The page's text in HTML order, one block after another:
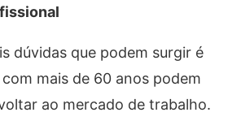
dúvidas que podem surgir é
mais de 60 anos podem
ao mercado de trabalho.